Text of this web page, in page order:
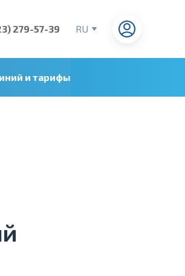
279-57-39
RU
и тарифы